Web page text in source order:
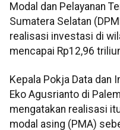
Modal dan Pelayanan
Sumatera Selatan
realisasi investasi di
mencapai Rp12,96
Kepala Pokja Data dan
Eko Agusrianto di
mengatakan realisasi
modal asing (PMA)